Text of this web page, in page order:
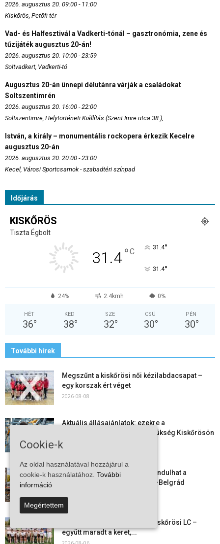
2026. augusztus 20. 09:00 - 11:00
Kiskőrös, Petőfi tér
Vad- és Halfesztivál a Vadkerti-tónál – gasztronómia, zene és
tűzijáték augusztus 20-án!
2026. augusztus 20. 10:00 - 23:59
Soltvadkert, Vadkerti-tó
Augusztus 20-án ünnepi délutánra várják a családokat
Soltszentimrén
2026. augusztus 20. 16:00 - 22:00
Soltszentimre, Helytörténeti Kiállítás (Szent Imre utca 38.),
István, a király – monumentális rockopera érkezik Kecelre
augusztus 20-án
2026. augusztus 20. 20:00 - 23:00
Kecel, Városi Sportcsarnok - szabadtéri színpad
Időjárás
KISKŐRÖS
Tiszta Égbolt
31.4°C 31.4°
31.4°
24% 2.4kmh 0%
HÉT
36°
KED
38°
SZE
32°
CSÜ
30°
PÉN
30°
További hírek
Megszűnt a kiskőrösi női kézilabdacsapat –
egy korszak ért véget
2026-08-08
Aktuális állásajánlatok: ezekre a
munkavállalókra van most szükség Kiskőrösön
és a...
Vitézy Dávid: már ősszel újraindulhat a
személyszállítás a Budapest–Belgrád
2026-08-06
Megkezdte a felkészülést a Kiskőrösi LC –
együtt maradt a keret,...
Cookie-k
Az oldal használatával hozzájárul a
cookie-k használatához. További
információ
Megértettem